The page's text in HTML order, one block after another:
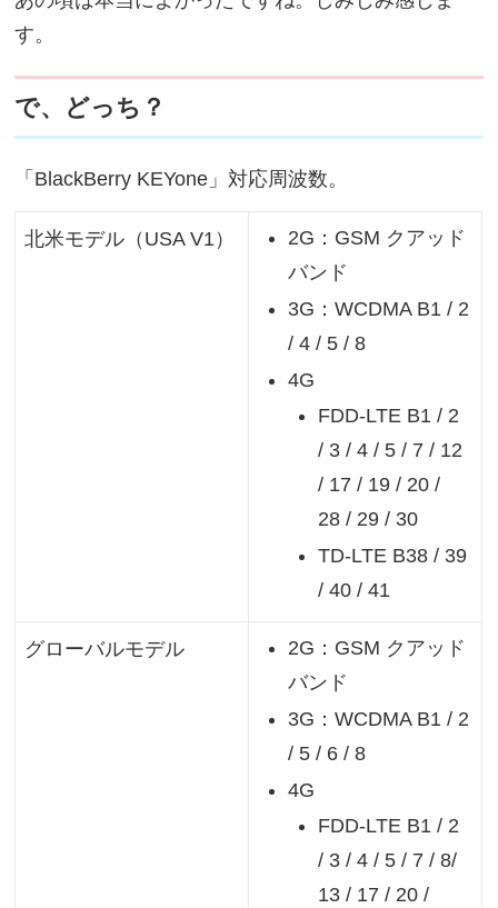
す。
で、どっち？
「BlackBerry KEYone」対応周波数。
北米モデル（USA V1）
2G：GSM クアッド
バンド
3G：WCDMA B1 / 2
/ 4 / 5 / 8
4G
FDD-LTE B1 / 2
/ 3 / 4 / 5 / 7 / 12
/ 17 / 19 / 20 /
28 / 29 / 30
TD-LTE B38 / 39
/ 40 / 41
グローバルモデル
2G：GSM クアッド
バンド
3G：WCDMA B1 / 2
/ 5 / 6 / 8
4G
FDD-LTE B1 / 2
/ 3 / 4 / 5 / 7 / 8/
13 / 17 / 20 /